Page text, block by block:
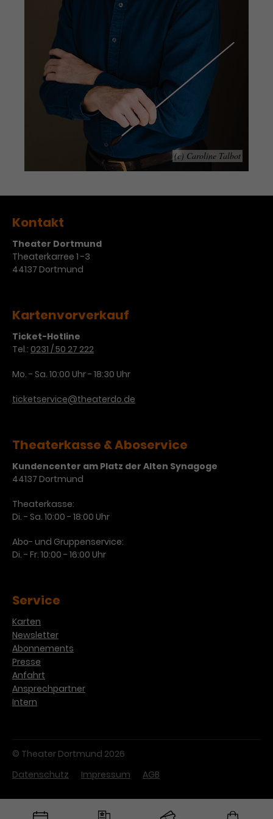
verschiedene Websites hinweg.
(c) Caroline Talbot
Kontakt
Theater Dortmund
Theaterkarree 1 -3
44137 Dortmund
Kartenvorverkauf
Ticket-Hotline
Tel.: 0231 / 50 27 222
Mo. - Sa. 10:00 Uhr - 18:30 Uhr
ticketservice@theaterdo.de
Theaterkasse & Aboservice
Kundencenter am Platz der Alten Synagoge
44137 Dortmund
Theaterkasse:
Di. - Sa. 10:00 - 18:00 Uhr
Abo- und Gruppenservice:
Di. - Fr. 10:00 - 16:00 Uhr
Service
Karten
Newsletter
Abonnements
Presse
Anfahrt
Ansprechpartner
Intern
© Theater Dortmund 2026
Datenschutz
Impressum AGB